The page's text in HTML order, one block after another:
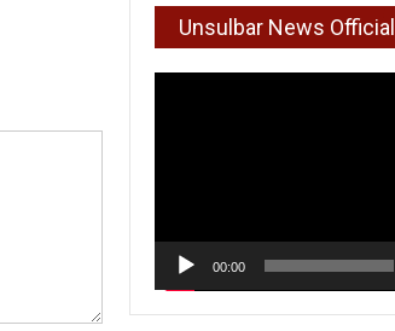
Unsulbar News Official
00:00